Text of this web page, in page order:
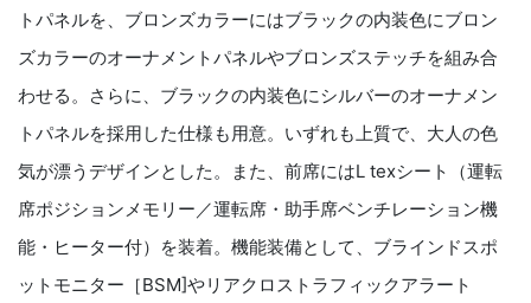
トパネルを、ブロンズカラーにはブラックの内装色にブロン
ズカラーのオーナメントパネルやブロンズステッチを組み合
わせる。さらに、ブラックの内装色にシルバーのオーナメン
トパネルを採用した仕様も用意。いずれも上質で、大人の色
気が漂うデザインとした。また、前席にはL texシート（運転
席ポジションメモリー／運転席・助手席ベンチレーション機
能・ヒーター付）を装着。機能装備として、ブラインドスポ
ットモニター［BSM]やリアクロストラフィックアラート